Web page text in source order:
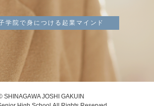
学院で身につける起業マインド
SHINAGAWA JOSHI GAKUIN